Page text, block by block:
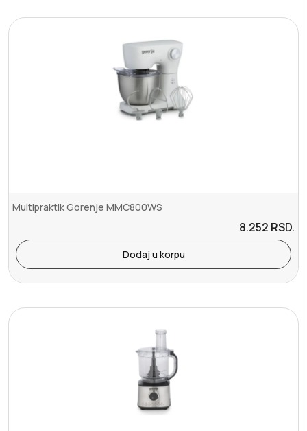
Multipraktik Gorenje MMC800WS
8.252 RSD.
Dodaj u korpu